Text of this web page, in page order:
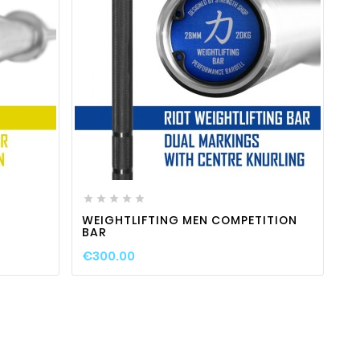
favorite_border  visibility
    
WEIGHTLIFTING MEN COMPETITION
BAR
€300.00